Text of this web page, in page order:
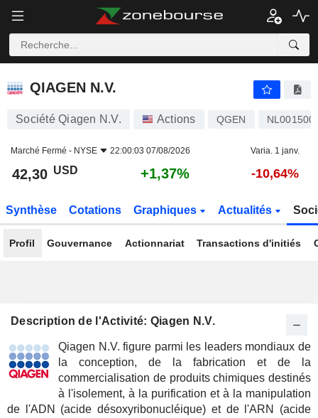
QIAGEN N.V.
QIAGEN N.V.
Société Qiagen N.V. Actions QGEN
Marché Fermé - NYSE 22:00:03 07/08/2026 Varia. 1 janv.
42,30 USD +1,37% -10,64%
Synthèse Cotations Graphiques Actualités
Profil Gouvernance Actionnariat Transactions d'initiés
Description de l'Activité: Qiagen N.V.
Qiagen N.V. figure parmi les leaders mondiaux de
la conception, de la fabrication et de la
commercialisation de produits chimiques destinés
à l'isolement, à la purification et à la manipulation
de l'ADN (acide désoxyribonucléique) et de l'ARN (acide